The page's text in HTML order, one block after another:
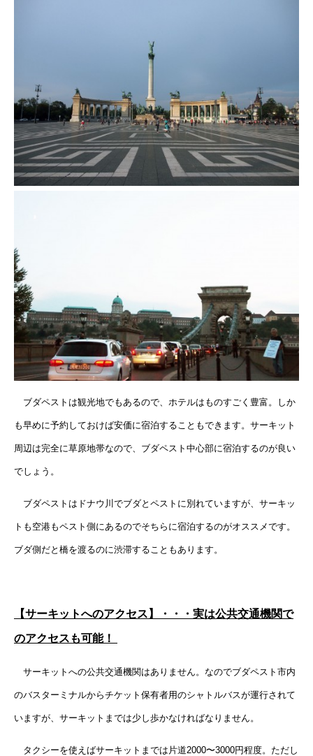
ブダペストは観光地でもあるので、ホテルはものすごく豊富。しか
も早めに予約しておけば安価に宿泊することもできます。サーキット
周辺は完全に草原地帯なので、ブダペスト中心部に宿泊するのが良い
でしょう。
ブダペストはドナウ川でブダとペストに別れていますが、サーキッ
トも空港もペスト側にあるのでそちらに宿泊するのがオススメです。
ブダ側だと橋を渡るのに渋滞することもあります。
【サーキットへのアクセス】・・・実は公共交通機関で
のアクセスも可能！
サーキットへの公共交通機関はありません。なのでブダペスト市内
のバスターミナルからチケット保有者用のシャトルバスが運行されて
いますが、サーキットまでは少し歩かなければなりません。
タクシーを使えばサーキットまでは片道2000〜3000円程度。ただし